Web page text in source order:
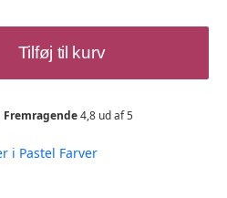
Tilføj til kurv
Fremragende4,8 ud af 5
i Pastel Farver